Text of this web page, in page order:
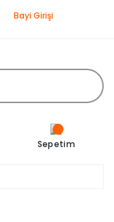
Bayi Girişi
Sepetim